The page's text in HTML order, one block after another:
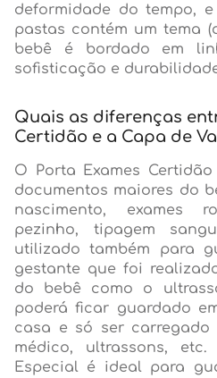
deformidade do tempo,
pastas contém um tema
bebê é bordado em
sofisticação e
Quais as diferenças
Certidão e a Capa de
O Porta Exames
documentos maiores do
nascimento, exames
pezinho, tipagem
utilizado também para
gestante que foi
do bebê como o
poderá ficar guardado
casa e só ser
médico, ultrassons,
Especial é ideal para